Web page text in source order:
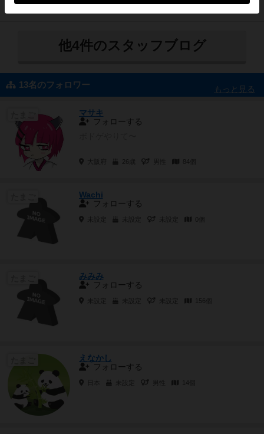
63
他4件のスタッフブログ
13名のフォロワー もっと見る
マサキ
フォローする
大阪府 26歳
Wachi
フォローする
未設定 未設定 未設定
みみみ
フォローする
未設定 未設定 未設定 156個
えなかし
フォローする
未設定 14個